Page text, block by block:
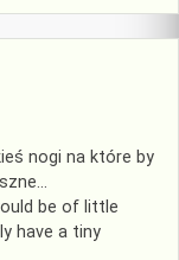
nogi na które by
be of little
have a tiny